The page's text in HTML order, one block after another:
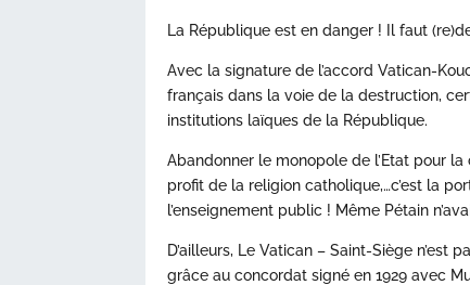
La République est en danger ! Il faut
Avec la signature de l’accord Vatican-
français dans la voie de la destruction,
institutions laïques de la République.
Abandonner le monopole de l’Etat pour
profit de la religion catholique,…c’est la
l’enseignement public ! Même Pétain
D’ailleurs, Le Vatican – Saint-Siège n’est
grâce au concordat signé en 1929 avec